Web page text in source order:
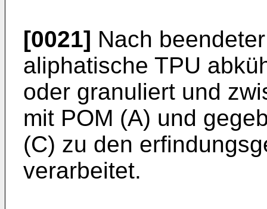
[0021] Nach
aliphatische TPU
oder granuliert und
mit POM (A) und
(C) zu den
verarbeitet.